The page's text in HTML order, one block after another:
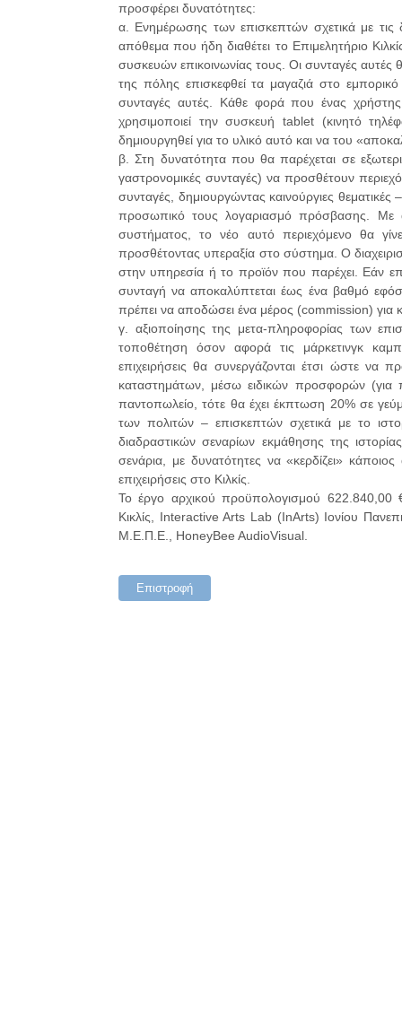
προσφέρει δυνατότητες:
α. Ενημέρωσης των επισκεπτών σχετικά με τις
απόθεμα που ήδη διαθέτει το Επιμελητήριο
συσκευών επικοινωνίας τους. Οι συνταγές
της πόλης επισκεφθεί τα μαγαζιά στο
συνταγές αυτές. Κάθε φορά που ένας
χρησιμοποιεί την συσκευή tablet (κινητό
δημιουργηθεί για το υλικό αυτό και να του
β. Στη δυνατότητα που θα παρέχεται σε
γαστρονομικές συνταγές) να προσθέτουν
συνταγές, δημιουργώντας καινούργιες
προσωπικό τους λογαριασμό πρόσβασης. Με
συστήματος, το νέο αυτό περιεχόμενο θα
προσθέτοντας υπεραξία στο σύστημα. Ο
στην υπηρεσία ή το προϊόν που παρέχει. Εάν
συνταγή να αποκαλύπτεται έως ένα βαθμό
πρέπει να αποδώσει ένα μέρος (commission) για
γ. αξιοποίησης της μετα-πληροφορίας των
τοποθέτηση όσον αφορά τις μάρκετινγκ
επιχειρήσεις θα συνεργάζονται έτσι ώστε
καταστημάτων, μέσω ειδικών προσφορών (για
παντοπωλείο, τότε θα έχει έκπτωση 20% σε
των πολιτών – επισκεπτών σχετικά με το
διαδραστικών σεναρίων εκμάθησης της
σενάρια, με δυνατότητες να «κερδίζει»
επιχειρήσεις στο Κιλκίς.
Το έργο αρχικού προϋπολογισμού
Κικλίς, Interactive Arts Lab (InArts) Ιονίου
Μ.Ε.Π.Ε., HoneyBee AudioVisual.
Επιστροφή